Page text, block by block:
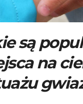
są
na